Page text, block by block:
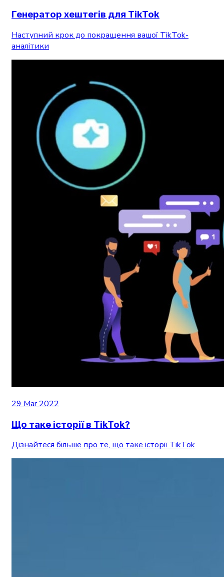
Генератор хештегів для TikTok
Наступний крок до покращення вашої TikTok-
аналітики
29 Mar 2022
Що таке історії в TikTok?
Дізнайтеся більше про те, що таке історії TikTok